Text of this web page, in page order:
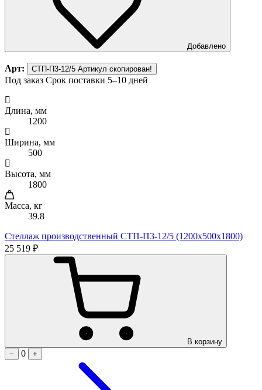
Добавлено
Арт: СТП-П3-12/5 Артикул скопирован!
Под заказ Срок поставки 5–10 дней
Длина, мм
1200
Ширина, мм
500
Высота, мм
1800
Масса, кг
39.8
Стеллаж производственный СТП-П3-12/5 (1200х500х1800)
25 519 ₽
В корзину
−
0 +